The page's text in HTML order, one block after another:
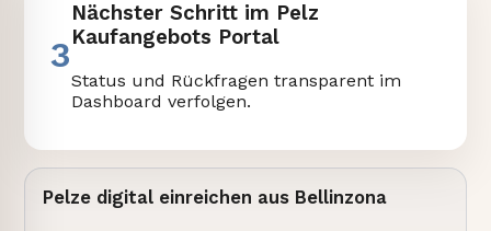
3
Nächster Schritt im Pelz
Kaufangebots Portal
Status und Rückfragen transparent im
Dashboard verfolgen.
Pelze digital einreichen aus Bellinzona